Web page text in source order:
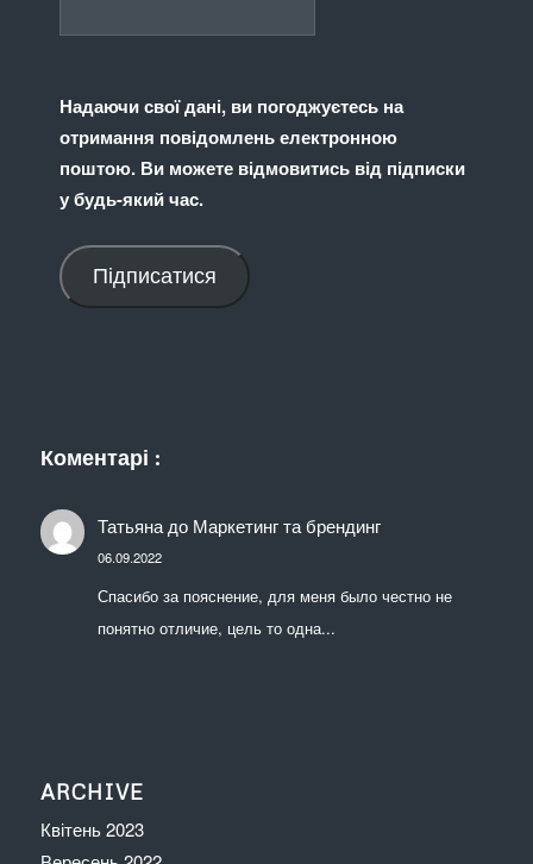
Надаючи свої дані, ви погоджуєтесь на
отримання повідомлень електронною
поштою. Ви можете відмовитись від підписки
у будь-який час.
Підписатися
Коментарі :
Татьяна до Маркетинг та брендинг
06.09.2022
Спасибо за пояснение, для меня было честно не
понятно отличие, цель то одна...
ARCHIVE
Квітень 2023